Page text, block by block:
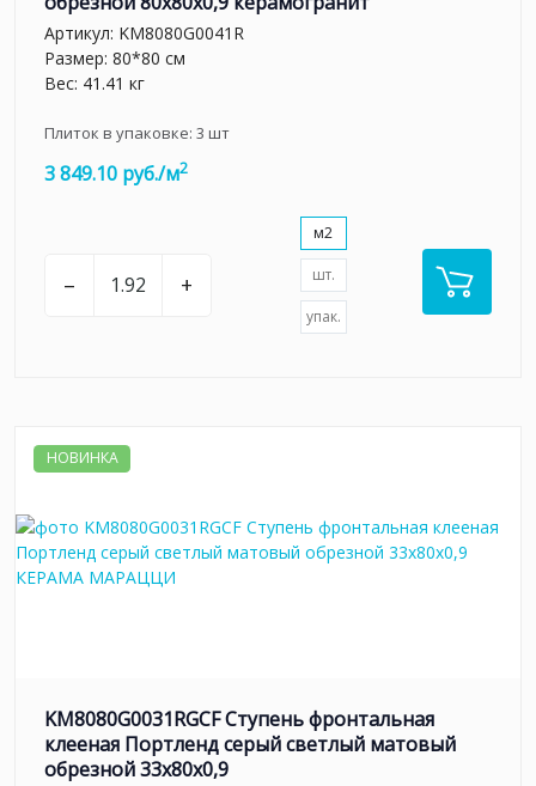
Артикул: KM8080G0041R
Размер: 80*80 см
Вес: 41.41 кг
Плиток в упаковке: 3 шт
3 849.10 руб./м2
– +
м2
шт.
упак.
НОВИНКА
KM8080G0031RGCF Ступень фронтальная
клееная Портленд серый светлый матовый
обрезной 33x80x0,9